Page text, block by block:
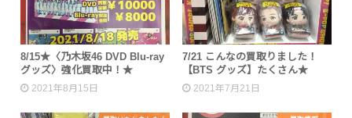
8/15★〈乃木坂46 DVD Blu-ray
グッズ〉強化買取中！★
2021年8月15日
7/21 こんなの買取りました！
【BTS グッズ】たくさん★
2021年7月21日